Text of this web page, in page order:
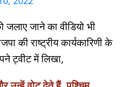
जाने का वीडियो भी
की राष्ट्रीय कार्यकारिणी के
ट्वीट में लिखा,